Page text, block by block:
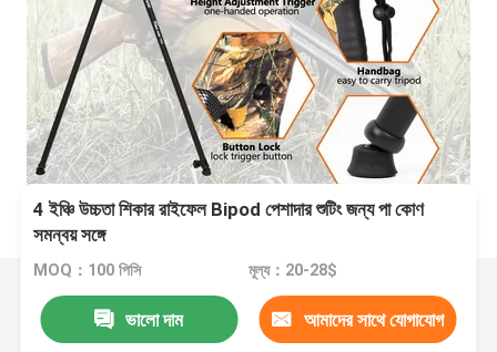
4 ইঞ্চি উচ্চতা শিকার রাইফেল Bipod পেশাদার শুটিং জন্য পা কোণ
সমন্বয় সঙ্গে
MOQ：100 পিসি মূল্য：20-28$
ভালো দাম আমাদের সাথে যোগাযোগ